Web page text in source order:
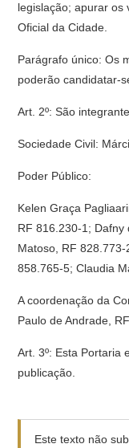
legislação; apurar os
Oficial da Cidade.
Parágrafo único: Os
poderão candidatar-
Art. 2º: São
Sociedade Civil:
Poder Público:
Kelen Graça
RF 816.230-1; Dafny
Matoso, RF
858.765-5; Claudia
A coordenação da
Paulo de Andrade,
Art. 3º: Esta Portaria
publicação.
Este texto não